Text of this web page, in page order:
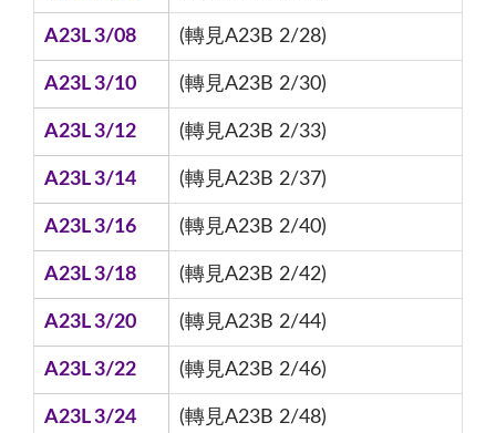
A23L 3/08 (轉見A23B 2/28)
A23L 3/10 (轉見A23B 2/30)
A23L 3/12 (轉見A23B 2/33)
A23L 3/14 (轉見A23B 2/37)
A23L 3/16 (轉見A23B 2/40)
A23L 3/18 (轉見A23B 2/42)
A23L 3/20 (轉見A23B 2/44)
A23L 3/22 (轉見A23B 2/46)
A23L 3/24 (轉見A23B 2/48)